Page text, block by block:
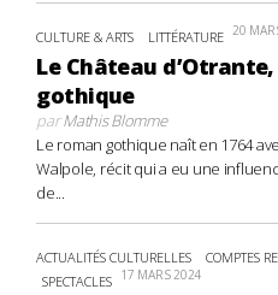
CULTURE & ARTS LITTÉRATURE 20
Le Château
gothique
parMathis Blomme
Le roman gothique naît en 1764
Walpole, récit qui a eu une
de...
ACTUALITÉS CULTURELLES COMPTES
SPECTACLES 17 MARS 2024